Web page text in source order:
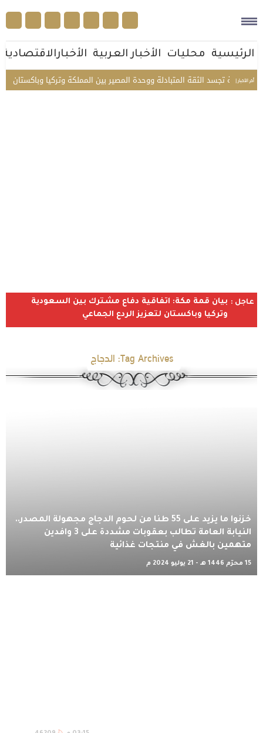
الرئيسية محليات الأخبار العربية الأخبارالاقتصادية
أخر الأخبار |
مكة تجسد الثقة المتبادلة ووحدة المصير بين المملكة وتركيا وباكستان
عاجل : بيان قمة مكة: اتفاقية دفاع مشترك بين السعودية
وتركيا وباكستان لتعزيز الردع الجماعي
Tag Archives: الدجاج
خزنوا ما يزيد على 55 طنًا من لحوم الدجاج مجهولة المصدر..
النيابة العامة تطالب بعقوبات مشددة على 3 وافدين
متهمين بالغش في منتجات غذائية
15 محرّم 1446 هـ - 21 يوليو 2024 م